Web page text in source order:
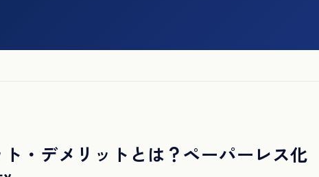
・デメリットとは？ペーパーレス化